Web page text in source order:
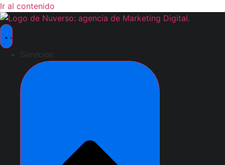
Ir al contenido
Servicios